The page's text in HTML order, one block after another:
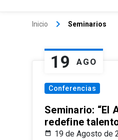
Inicio keyboard_arrow_right Seminarios
19 AGO
Conferencias
Seminario: “El
redefine
19 de Agosto de